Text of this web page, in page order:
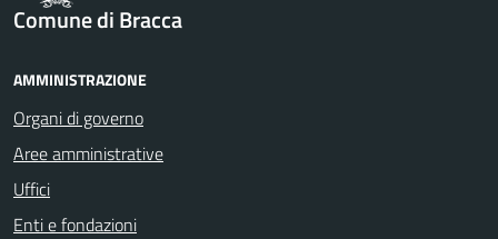
Comune di Bracca
AMMINISTRAZIONE
Organi di governo
Aree amministrative
Uffici
Enti e fondazioni